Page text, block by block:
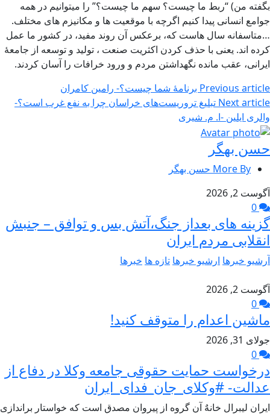
بگفته من) “ربط ما چیست؟ سهم ما چیست؟” را میتوانیم در همه
جوامع انسانی پیدا کنیم اگرچه با موقعیت ها و مکانیزم های مختلف.
…متاسفانه سال هاست که، برعکس آن روند مفید، در کشور ما عمل
کرده اند. یعنی با حذف کردن اکثریت صنعت ، تولید و توسعه از جامعۀ
ایرانی، عقب مانده نگهداشتن مردم و ورود خرافات را آسان کردند.
Previous article برنامهٔ شما چیست؟- رامین کامران
Next article تبلیغ تروریست‌های خراسان چرا به نفع غرب است؟-
والری ایلین -ا. م. شیری
حسن بهگر
More By حسن بهگر
آگوست 2, 2026
گزینه های بعداز جنگ،آتش بس و توافق – جنبش
انقلابی مردم ایران
آرشیو خبرها ارشیو خبرها تازه ها خبرها
آگوست 2, 2026
ماشین اعدام را متوقف کنید!
جولای 31, 2026
درخواست حمایت حقوقی جامعه وکلا در دفاع از
عدالت- #وکلای_جان_فدای_ایران
ایران لیبرال خانهٌ آن گروه از پیروان مصدق است که خواستار براندازی